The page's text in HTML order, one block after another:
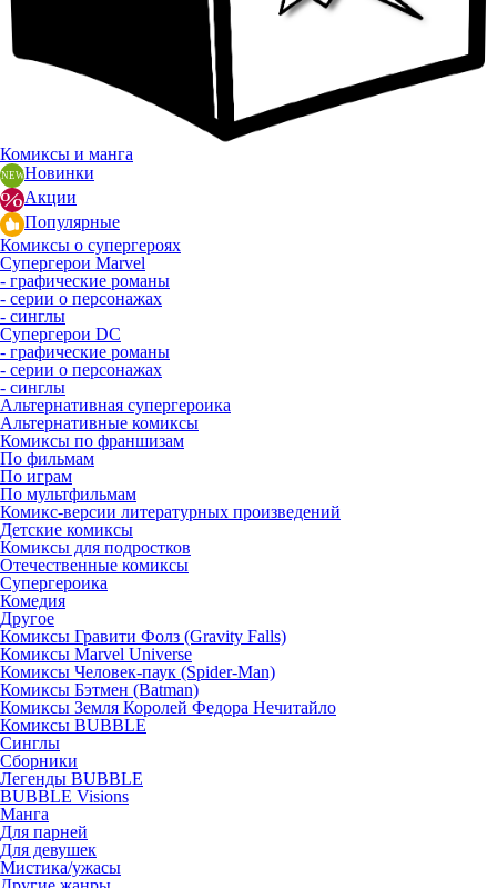
Комиксы и манга
Новинки
Акции
Популярные
Комиксы о супергероях
Супергерои Marvel
- графические романы
- серии о персонажах
- синглы
Супергерои DC
- графические романы
- серии о персонажах
- синглы
Альтернативная супергероика
Альтернативные комиксы
Комиксы по франшизам
По фильмам
По играм
По мультфильмам
Комикс-версии литературных произведений
Детские комиксы
Комиксы для подростков
Отечественные комиксы
Супергероика
Комедия
Другое
Комиксы Гравити Фолз (Gravity Falls)
Комиксы Marvel Universe
Комиксы Человек-паук (Spider-Man)
Комиксы Бэтмен (Batman)
Комиксы Земля Королей Федора Нечитайло
Комиксы BUBBLE
Синглы
Сборники
Легенды BUBBLE
BUBBLE Visions
Манга
Для парней
Для девушек
Мистика/ужасы